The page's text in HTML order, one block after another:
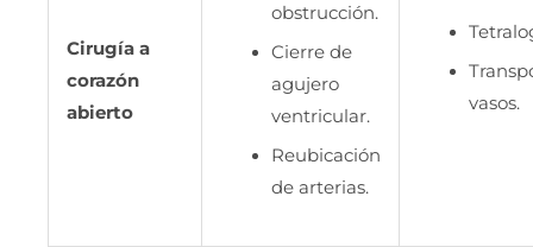
Cirugía a
corazón
abierto
obstrucción.
Cierre de
agujero
ventricular.
Reubicación
de arterias.
vasos.